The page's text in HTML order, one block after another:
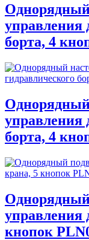
управления
борта, 4
управления
борта, 4
Однорядный
управления
кнопок